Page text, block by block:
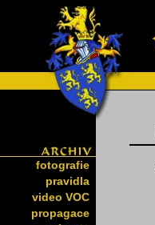
fotografie
pravidla
video VOC
propagace